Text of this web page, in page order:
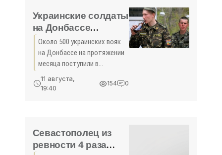
регионов Крыма. Это
Украинские солдаты
на Донбассе
спиваются целыми
батальонами -
«Происшедствия
Крыма»
Около 500 украинских вояк
на Донбассе на протяжении
месяца поступили в
больницы Беловодска в
состоянии острой
народную республику
11 августа,
19:40
154 0
Севастополец из
ревности 4 раза